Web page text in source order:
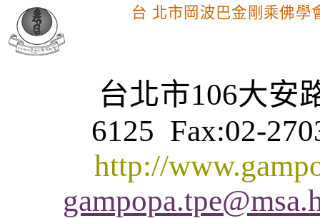
台 北市岡波巴金剛乘佛學
台北市106大安
6125 Fax:02-
http://